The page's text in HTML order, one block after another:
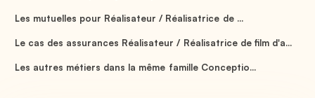
Les mutuelles pour Réalisateur / Réalisatrice de ...
Le cas des assurances Réalisateur / Réalisatrice de film d'a...
Les autres métiers dans la même famille Conceptio...